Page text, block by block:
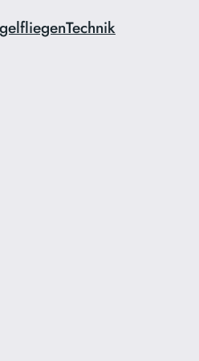
Technik